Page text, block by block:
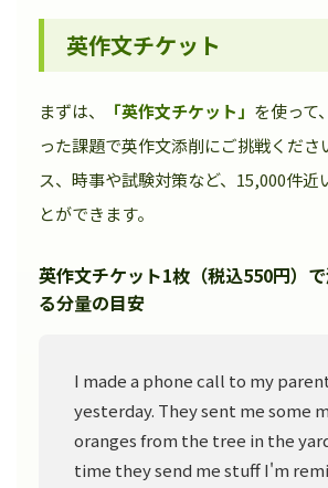
英作文チケット
まずは、 「英作文チケット」 を使って
った課題で英作文添削にご挑戦くださ
ス、時事や試験対策など、15,000件近
とができます。
英作文チケット1枚（税込550円）
る分量の目安
I made a phone call to my
yesterday. They sent me some
oranges from the tree in the
time they send me stuff I'm